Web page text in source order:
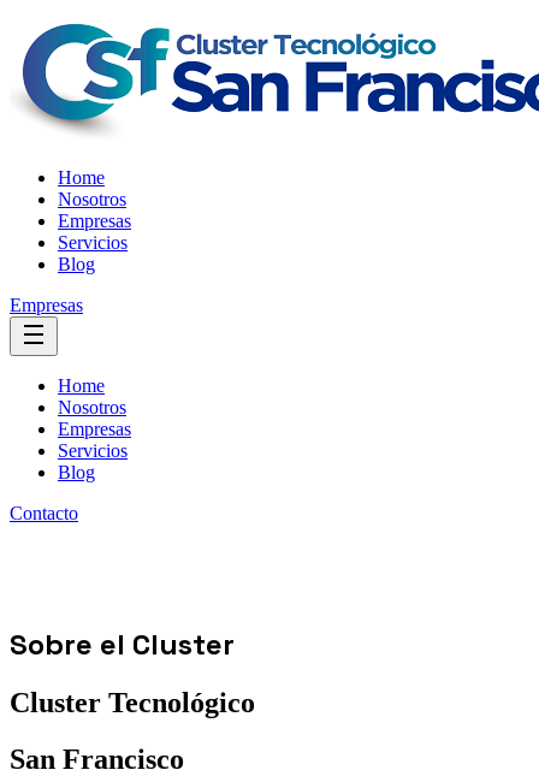
Home
Nosotros
Empresas
Servicios
Blog
Empresas
Home
Nosotros
Empresas
Servicios
Blog
Contacto
Sobre el Cluster
Cluster Tecnológico
San Francisco